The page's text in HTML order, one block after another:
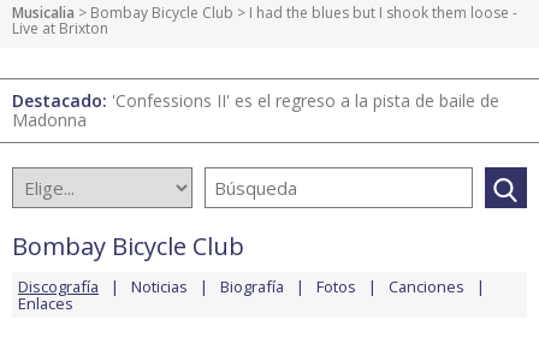
Musicalia > Bombay Bicycle Club > I had the blues but I shook them loose -
Live at Brixton
Destacado: 'Confessions II' es el regreso a la pista de baile de
Madonna
Bombay Bicycle Club
Discografía Noticias Biografía Fotos Canciones
Enlaces